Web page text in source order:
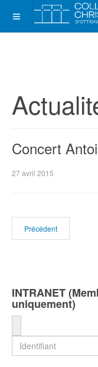
Concert
27 avril 2015
Précédent
INTRANET
uniquement)